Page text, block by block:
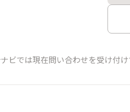
ビでは現在問い合わせを受け付け